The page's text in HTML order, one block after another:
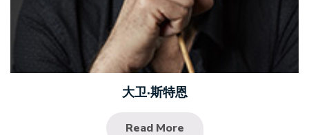
大卫·斯特恩
Read More